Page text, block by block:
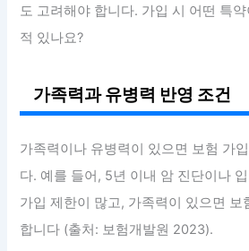
도 고려해야 합니다. 가입 시 어떤 특
적 있나요?
가족력과 유병력 반영 조건
가족력이나 유병력이 있으면 보험 가
다. 예를 들어, 5년 이내 암 진단이나
가입 제한이 많고, 가족력이 있으면
합니다 (출처: 보험개발원 2023).